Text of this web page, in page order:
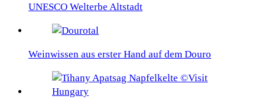
UNESCO Welterbe Altstadt
Weinwissen aus erster Hand auf dem Douro